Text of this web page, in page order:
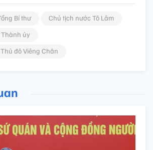
Bí thư
Chủ tịch nước Tô Lâm
Thành ủy
đô Viêng Chăn